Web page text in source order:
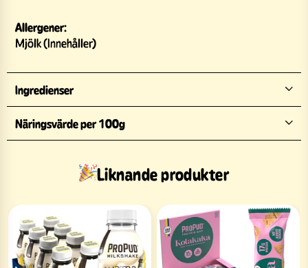
Allergener:
Mjölk (Innehåller)
Ingredienser
Näringsvärde per 100g
Liknande produkter